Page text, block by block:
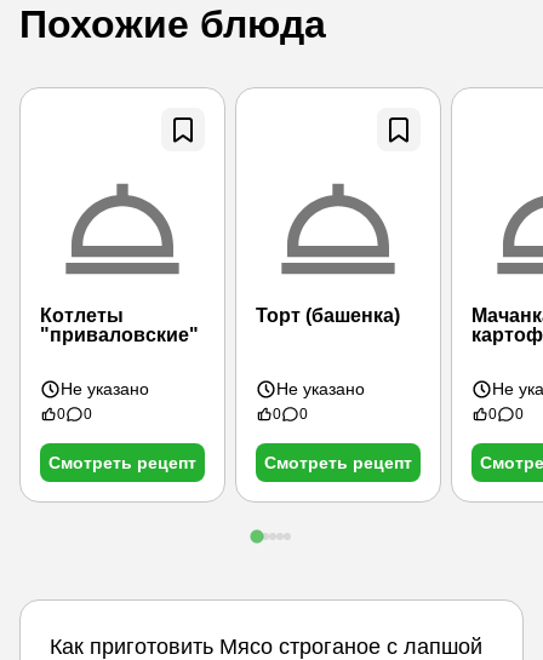
Похожие блюда
Котлеты
"приваловские"
Не указано
0 0
Смотреть рецепт
Торт (башенка)
Не указано
0 0
Смотреть рецепт
Не
0 0
Как приготовить Мясо строганое с лапшой